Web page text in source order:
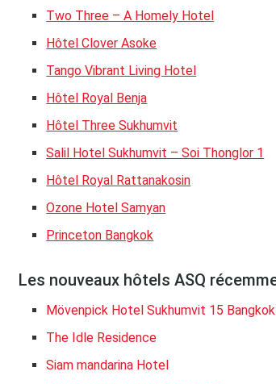
Two Three – A Homely Hotel
Hôtel Clover Asoke
Tango Vibrant Living Hotel
Hôtel Royal Benja
Hôtel Three Sukhumvit
Salil Hotel Sukhumvit – Soi Thonglor 1
Hôtel Royal Rattanakosin
Ozone Hotel Samyan
Princeton Bangkok
Les nouveaux hôtels ASQ
Mövenpick Hotel Sukhumvit 15 Bangkok
The Idle Residence
Siam mandarina Hotel